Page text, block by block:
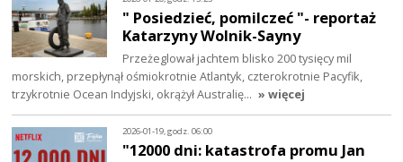
" Posiedzieć, pomilczeć "- reportaż
Katarzyny Wolnik-Sayny
Przeżeglował jachtem blisko 200 tysięcy mil
morskich, przepłynął ośmiokrotnie Atlantyk, czterokrotnie Pacyfik,
trzykrotnie Ocean Indyjski, okrążył Australię… » więcej
2026-01-19, godz. 06:00
"12000 dni: katastrofa promu Jan